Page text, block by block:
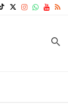
search